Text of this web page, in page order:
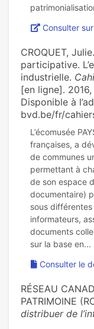
Consulter
CROQUET,
participative.
industrielle.
[en ligne].
Disponible à
bvd.be/fr/
L’écomusée
françaises, a
de communes
permettant à
de son espace
documentaire)
sous
informateurs,
documents
Consulter le
RÉSEAU
PATRIMOINE
distribuer de